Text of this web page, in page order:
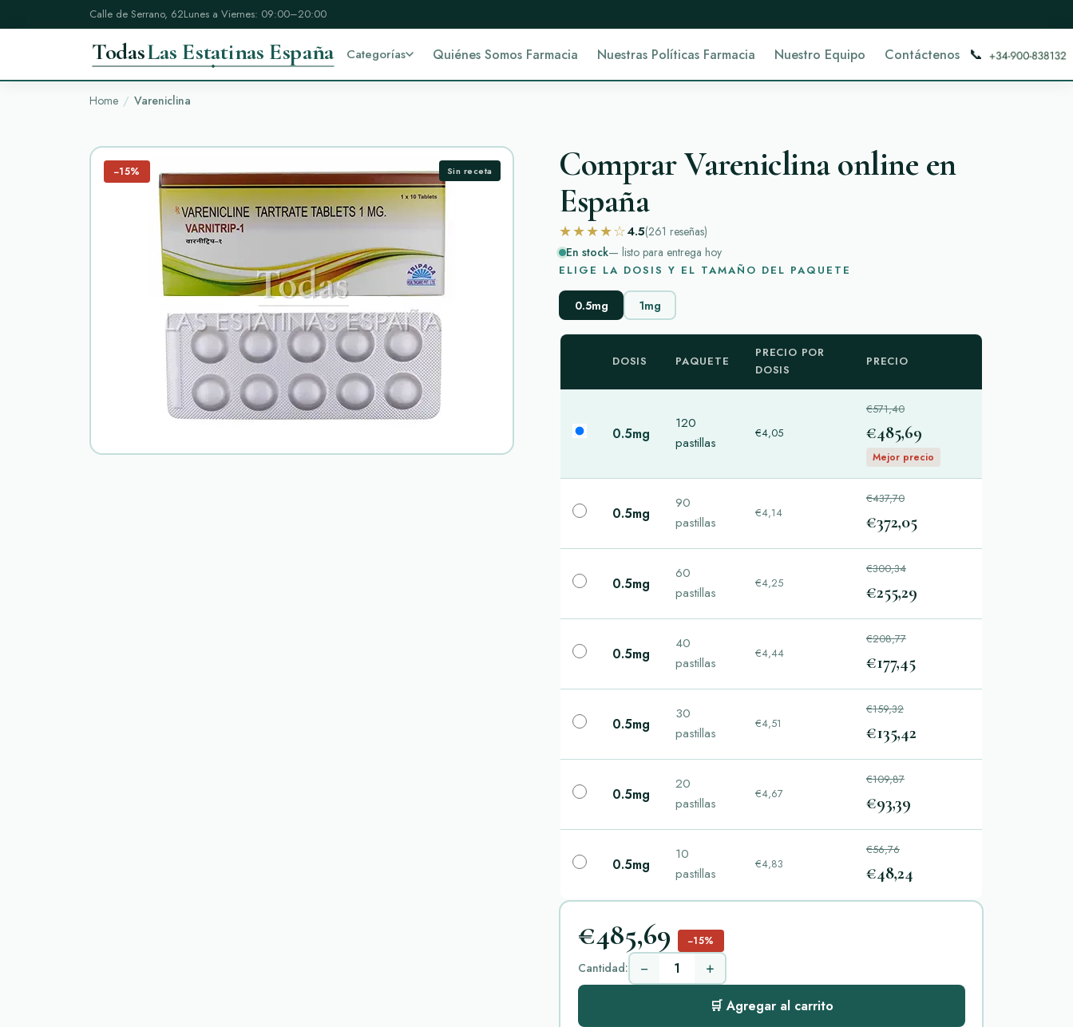
Calle de Serrano, 62Lunes a Viernes: 09:00–20:00
TodasLas Estatinas España Categorías Quiénes Somos Farmacia Nuestras Políticas Farmacia Nuestro Equipo Contáctenos 📞
Home Vareniclina
−15% Sin receta
Comprar Vareniclina online en
España
★★★★☆4.5(261 reseñas)
En stock— listo para entrega hoy
ELIGE LA DOSIS Y EL TAMAÑO DEL PAQUETE
0.5mg 1mg
DOSIS PAQUETE
PRECIO POR
DOSIS
PRECIO
0.5mg
120
pastillas
€4,05
€571,40
€485,69
Mejor precio
0.5mg
90
pastillas
€4,14
€437,70
€372,05
0.5mg
60
pastillas
€4,25
€300,34
€255,29
0.5mg
40
pastillas
€4,44
€208,77
€177,45
0.5mg
30
pastillas
€4,51
€159,32
€135,42
0.5mg
20
pastillas
€4,67
€109,87
€93,39
0.5mg
10
pastillas
€4,83
€56,76
€48,24
€485,69 −15%
Cantidad: − +
🛒 Agregar al carrito